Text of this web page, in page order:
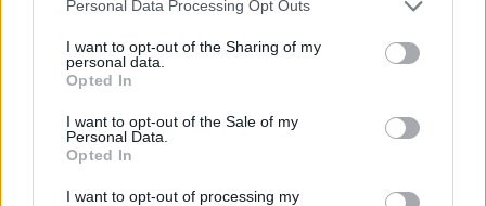
not limited to your visit or usage behaviour. You may click to
grant or deny consent to Google and its third-party tags to
use your data for below specified purposes in below Google
consent section.
Personal Data Processing Opt Outs
I want to opt-out of the Sharing of my
personal data.
Opted In
I want to opt-out of the Sale of my
Personal Data.
Opted In
I want to opt-out of processing my
Épkar Zrt. Aktív Kft. VivaPalazzo Zrt.
Épített öröksége megújításával is készül Mohács a
Új kápolna, kiállítótér épült a mohácsi csata emlékhelyén. A
városban is számos beruházás készült el vagy közeledik a